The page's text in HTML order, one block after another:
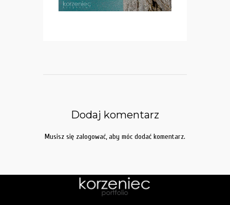
Dodaj komentarz
Musisz się zalogować, aby móc dodać komentarz.